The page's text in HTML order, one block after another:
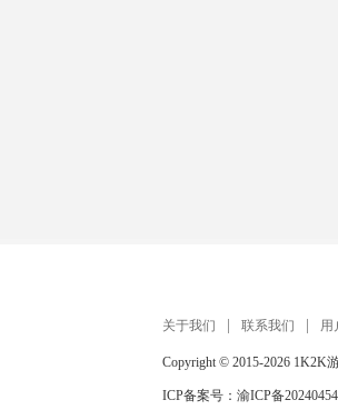
关于我们 联系我们 用
Copyright © 2015-2026 1K2K
ICP备案号： 渝ICP备